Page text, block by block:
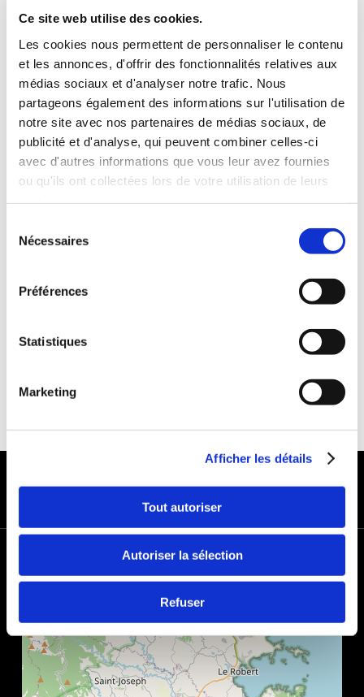
Ce site web utilise des cookies.
Les cookies nous permettent de personnaliser le contenu
et les annonces, d'offrir des fonctionnalités relatives aux
médias sociaux et d'analyser notre trafic. Nous
partageons également des informations sur l'utilisation de
notre site avec nos partenaires de médias sociaux, de
publicité et d'analyse, qui peuvent combiner celles-ci
avec d'autres informations que vous leur avez fournies
ou qu'ils ont collectées lors de votre utilisation de leurs
Nécessaires
Préférences
Statistiques
Marketing
Afficher les détails
Tout autoriser
Autoriser la sélection
Refuser
INCLUS À LA LOCATION
Killométrage illimité
Assurance tous risques (hors franchise)
Carburant : plein à rendre plein
CONDITIONS DE LOCATION
Age minimum :20 ans
Années de permis :2 ans
ASSURANCE
MODES DE PAIEMENT
−